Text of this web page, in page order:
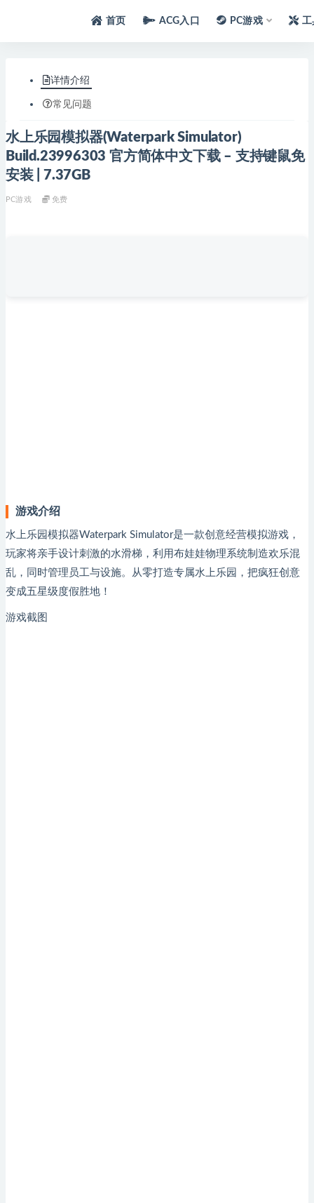
首页 ACG入口 PC游戏
详情介绍
常见问题
水上乐园模拟器(Waterpark Simulator)
Build.23996303 官方简体中文下载 – 支持键鼠免
安装 | 7.37GB
PC游戏 免费
游戏介绍
水上乐园模拟器Waterpark Simulator是一款创意经营模拟游戏，
玩家将亲手设计刺激的水滑梯，利用布娃娃物理系统制造欢乐混
乱，同时管理员工与设施。从零打造专属水上乐园，把疯狂创意
变成五星级度假胜地！
游戏截图